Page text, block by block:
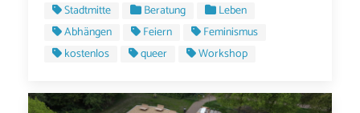
Stadtmitte
Beratung
Leben
Abhängen
Feiern
Feminismus
kostenlos
queer Workshop